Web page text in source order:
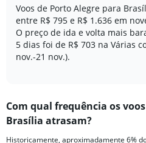
Y
axis
displaying
values.
Range:
Voos de Porto Alegre para
entre R$ 795 e R$ 1.636 em
O preço de ida e volta mais
5 dias foi de R$ 703 na Várias
nov.-21 nov.).
Com qual frequência os
Brasília atrasam?
Historicamente, aproximadamente 6%